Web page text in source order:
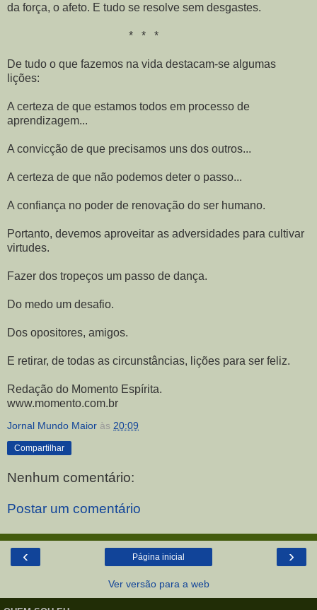
da força, o afeto. E tudo se resolve sem desgastes.
* * *
De tudo o que fazemos na vida destacam-se algumas
lições:
A certeza de que estamos todos em processo de
aprendizagem...
A convicção de que precisamos uns dos outros...
A certeza de que não podemos deter o passo...
A confiança no poder de renovação do ser humano.
Portanto, devemos aproveitar as adversidades para cultivar
virtudes.
Fazer dos tropeços um passo de dança.
Do medo um desafio.
Dos opositores, amigos.
E retirar, de todas as circunstâncias, lições para ser feliz.
Redação do Momento Espírita.
www.momento.com.br
Jornal Mundo Maior às 20:09
Compartilhar
Nenhum comentário:
Postar um comentário
‹ ›
Página inicial
Ver versão para a web